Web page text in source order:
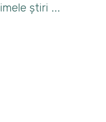
știri ...